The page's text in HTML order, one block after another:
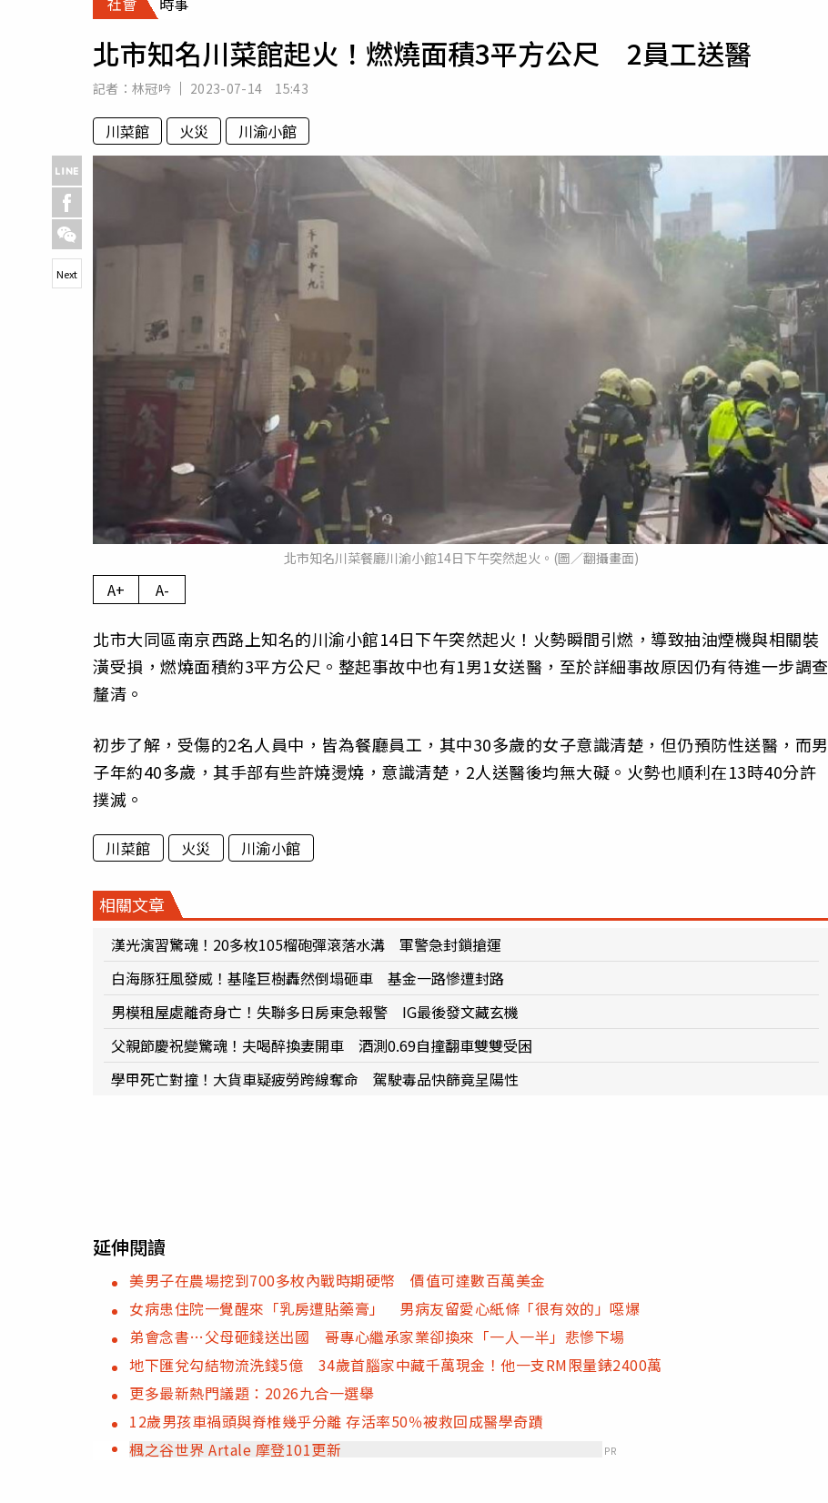
專欄
房產新勢力
運勢
北市知名川菜館起火！燃燒面積3平方公尺 2員工送醫
記者： 林冠吟 2023-07-14 15:43
川菜館 火災 川渝小館
北市知名川菜餐廳川渝小館14日下午突然起火。(圖／翻攝畫面)
Next
A+ A-
北市大同區南京西路上知名的川渝小館14日下午突然起火！火勢瞬間引燃，導致抽油煙機與相關裝
潢受損，燃燒面積約3平方公尺。整起事故中也有1男1女送醫，至於詳細事故原因仍有待進一步調查
釐清。
初步了解，受傷的2名人員中，皆為餐廳員工，其中30多歲的女子意識清楚，但仍預防性送醫，而男
子年約40多歲，其手部有些許燒燙燒，意識清楚，2人送醫後均無大礙。火勢也順利在13時40分許
撲滅。
川菜館 火災 川渝小館
相關文章
漢光演習驚魂！20多枚105榴砲彈滾落水溝 軍警急封鎖搶運
白海豚狂風發威！基隆巨樹轟然倒塌砸車 基金一路慘遭封路
男模租屋處離奇身亡！失聯多日房東急報警 IG最後發文藏玄機
父親節慶祝變驚魂！夫喝醉換妻開車 酒測0.69自撞翻車雙雙受困
學甲死亡對撞！大貨車疑疲勞跨線奪命 駕駛毒品快篩竟呈陽性
延伸閱讀
美男子在農場挖到700多枚內戰時期硬幣 價值可達數百萬美金
女病患住院一覺醒來「乳房遭貼藥膏」 男病友留愛心紙條「很有效的」噁爆
弟會念書…父母砸錢送出國 哥專心繼承家業卻換來「一人一半」悲慘下場
地下匯兌勾結物流洗錢5億 34歲首腦家中藏千萬現金！他一支RM限量錶2400萬
更多最新熱門議題：2026九合一選舉
12歲男孩車禍頭與脊椎幾乎分離 存活率50％被救回成醫學奇蹟
楓之谷世界 Artale 摩登101更新
PR